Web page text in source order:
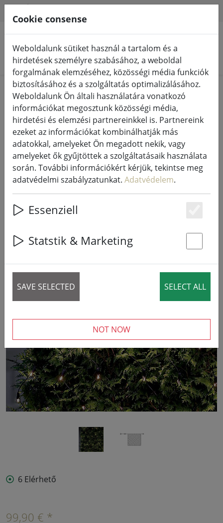
Termékek keresése
Home Tündérfények és világítás Tündérfények
Sirius Tech-Line fényháló induló
szett 168 LED meleg fehér kültéri
1,7 x 1,4 m 230V fekete
‹ ›
6 Elérhető
99,90 € *
Cookie consense
Weboldalunk sütiket használ a tartalom és a
hirdetések személyre szabásához, a weboldal
forgalmának elemzéséhez, közösségi média funkciók
biztosításához és a szolgáltatás optimalizálásához.
Weboldalunk Ön általi használatára vonatkozó
információkat megosztunk közösségi média,
hirdetési és elemzési partnereinkkel is. Partnereink
ezeket az információkat kombinálhatják más
adatokkal, amelyeket Ön megadott nekik, vagy
amelyeket ők gyűjtöttek a szolgáltatásaik használata
során. További információkért kérjük, tekintse meg
adatvédelmi szabályzatunkat. Adatvédelem.
Essenziell
Statstik & Marketing
SAVE SELECTED SELECT ALL
NOT NOW